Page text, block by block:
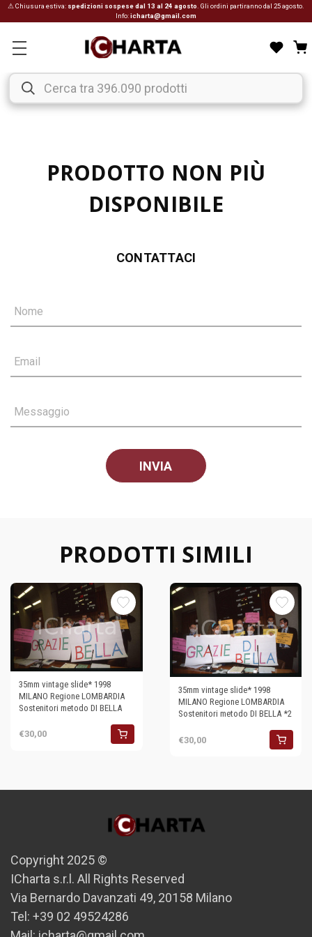
⚠ Chiusura estiva: spedizioni sospese dal 13 al 24 agosto . Gli ordini partiranno dal 25 agosto.
Info:icharta@gmail.com
PRODOTTO NON PIÙ
DISPONIBILE
CONTATTACI
Nome
Email
Messaggio
PRODOTTI SIMILI
35mm vintage slide* 1998
MILANO Regione LOMBARDIA
Sostenitori metodo DI BELLA
€30,00
35mm vintage slide* 1998
MILANO Regione LOMBARDIA
Sostenitori metodo DI BELLA *2
€30,00
Copyright 2025 ©
ICharta s.r.l. All Rights Reserved
Via Bernardo Davanzati 49, 20158 Milano
Tel: +39 02 49524286